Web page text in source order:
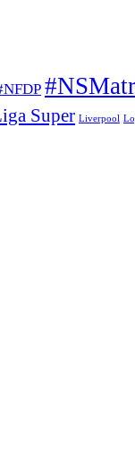
Super Liverpool